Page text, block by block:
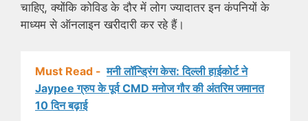
चाहिए, क्योंकि कोविड के दौर में लोग ज्यादातर इन कंपनियों के
माध्यम से ऑनलाइन खरीदारी कर रहे हैं।
Must Read - मनी लॉन्ड्रिंग केस: दिल्ली हाईकोर्ट ने
Jaypee ग्रुप के पूर्व CMD मनोज गौर की अंतरिम जमानत
10 दिन बढ़ाई